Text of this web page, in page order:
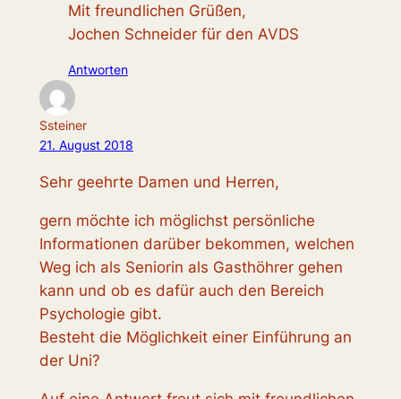
Mit freundlichen Grüßen,
Jochen Schneider für den AVDS
Antworten
Ssteiner
21. August 2018
Sehr geehrte Damen und Herren,
gern möchte ich möglichst persönliche
Informationen darüber bekommen, welchen
Weg ich als Seniorin als Gasthöhrer gehen
kann und ob es dafür auch den Bereich
Psychologie gibt.
Besteht die Möglichkeit einer Einführung an
der Uni?